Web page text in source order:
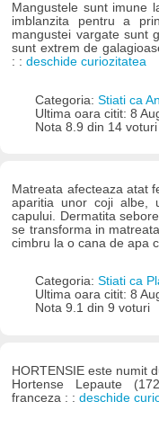
Mangustele sunt imune
imblanzita pentru a
mangustei vargate sunt
sunt extrem de
: :deschide curiozitatea
Categoria: Stiati ca
Ultima oara citit: 8
Nota 8.9 din 14 voturi
Matreata afecteaza atat
aparitia unor coji albe,
capului. Dermatita
se transforma in
cimbru la o cana de apa
Categoria: Stiati ca
Ultima oara citit: 8
Nota 9.1 din 9 voturi
HORTENSIE este numit
Hortense Lepaute
franceza : :deschide